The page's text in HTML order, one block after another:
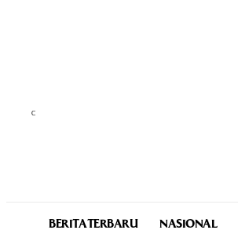
C
BERITA TERBARU NASIONAL